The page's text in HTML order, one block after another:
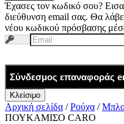
Έχασες τον κωδικό σου?
διεύθυνση email σας. Θα
νέου κωδικού πρόσβασης
Σύνδεσμος επαναφοράς
Κλείσιμο
Αρχική σελίδα /Ρούχα /
ΠΟΥΚΑΜΙΣΟ CARO